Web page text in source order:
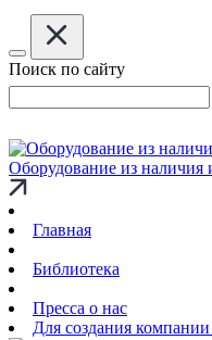
Поиск по сайту
Оборудование из наличия
Главная
Библиотека
Пресса о нас
Для создания